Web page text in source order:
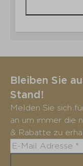
Bleiben Sie
Stand!
Melden Sie sich
an um immer die
& Rabatte zu